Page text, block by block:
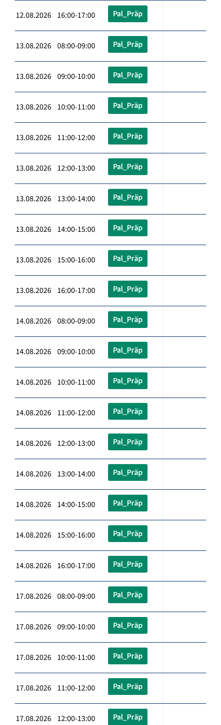
12.08.2026 16:00-17:00 Pal_Präp
13.08.2026 08:00-09:00 Pal_Präp
13.08.2026 09:00-10:00 Pal_Präp
13.08.2026 10:00-11:00 Pal_Präp
13.08.2026 11:00-12:00 Pal_Präp
13.08.2026 12:00-13:00 Pal_Präp
13.08.2026 13:00-14:00 Pal_Präp
13.08.2026 14:00-15:00 Pal_Präp
13.08.2026 15:00-16:00 Pal_Präp
13.08.2026 16:00-17:00 Pal_Präp
14.08.2026 08:00-09:00 Pal_Präp
14.08.2026 09:00-10:00 Pal_Präp
14.08.2026 10:00-11:00 Pal_Präp
14.08.2026 11:00-12:00 Pal_Präp
14.08.2026 12:00-13:00 Pal_Präp
14.08.2026 13:00-14:00 Pal_Präp
14.08.2026 14:00-15:00 Pal_Präp
14.08.2026 15:00-16:00 Pal_Präp
14.08.2026 16:00-17:00 Pal_Präp
17.08.2026 08:00-09:00 Pal_Präp
17.08.2026 09:00-10:00 Pal_Präp
17.08.2026 10:00-11:00 Pal_Präp
17.08.2026 11:00-12:00 Pal_Präp
17.08.2026 12:00-13:00 Pal_Präp